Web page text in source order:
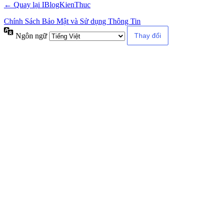
← Quay lại IBlogKienThuc
Chính Sách Bảo Mật và Sử dụng Thông Tin
Ngôn ngữ